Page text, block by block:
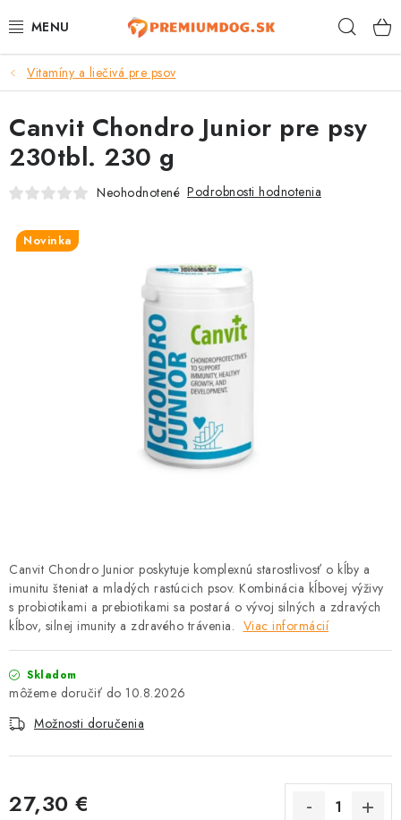
na
TOP 100 PRODUKTOV
NOVINKY
AKCIE
VONKAJŠIE VTÁCTVO
GELOREN KĽBOVÁ VÝŽIVA
CHOVATEĽSKÉ POTREBY
Kontakty Predajňa
Vitamíny a liečivá pre psov
Canvit Chondro Junior poskytuje komplexnú starostlivosť o kĺby a
imunitu šteniat a mladých rastúcich psov. Kombinácia kĺbovej výživy
s probiotikami a prebiotikami sa postará o vývoj silných a zdravých
kĺbov, silnej imunity a zdravého trávenia. Viac informácií
Skladom
10.8.2026
Možnosti doručenia
27,30 €
Canvit Chondro Junior pre psy
230tbl. 230 g
Neohodnotené Podrobnosti hodnotenia
Novinka